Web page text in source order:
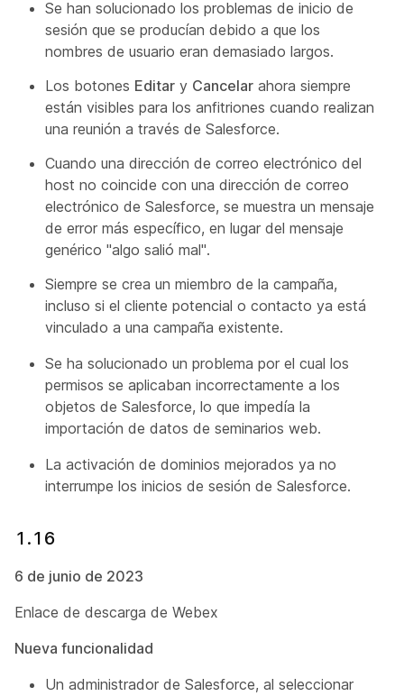
Se han solucionado los problemas de inicio de
sesión que se producían debido a que los
nombres de usuario eran demasiado largos.
Los botones Editar y Cancelar ahora siempre
están visibles para los anfitriones cuando realizan
una reunión a través de Salesforce.
Cuando una dirección de correo electrónico del
host no coincide con una dirección de correo
electrónico de Salesforce, se muestra un mensaje
de error más específico, en lugar del mensaje
genérico "algo salió mal".
Siempre se crea un miembro de la campaña,
incluso si el cliente potencial o contacto ya está
vinculado a una campaña existente.
Se ha solucionado un problema por el cual los
permisos se aplicaban incorrectamente a los
objetos de Salesforce, lo que impedía la
importación de datos de seminarios web.
La activación de dominios mejorados ya no
interrumpe los inicios de sesión de Salesforce.
1.16
6 de junio de 2023
Enlace de descarga de Webex
Nueva funcionalidad
Un administrador de Salesforce, al seleccionar